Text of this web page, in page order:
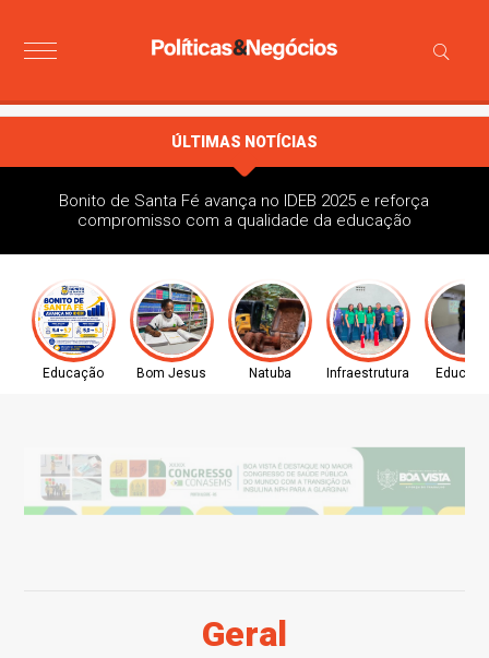
ÚLTIMAS NOTÍCIAS
Bonito de Santa Fé avança no IDEB 2025 e reforça
compromisso com a qualidade da educação
Educação Bom Jesus Natuba Infraestrutura
Geral